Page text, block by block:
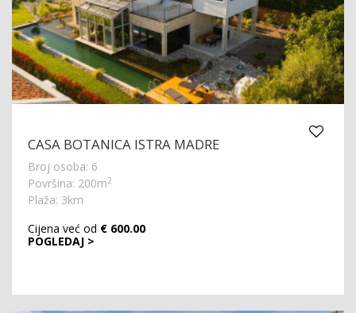
CASA BOTANICA ISTRA MADRE
Broj osoba: 6
Površina: 200m2
Plaža: 3km
POGLEDAJ >
Cijena već od € 600.00